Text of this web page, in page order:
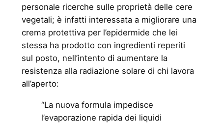
personale ricerche sulle proprietà delle cere
vegetali; è infatti interessata a migliorare una
crema protettiva per l’epidermide che lei
stessa ha prodotto con ingredienti reperiti
sul posto, nell’intento di aumentare la
resistenza alla radiazione solare di chi lavora
all’aperto:
“La nuova formula impedisce
l’evaporazione rapida dei liquidi